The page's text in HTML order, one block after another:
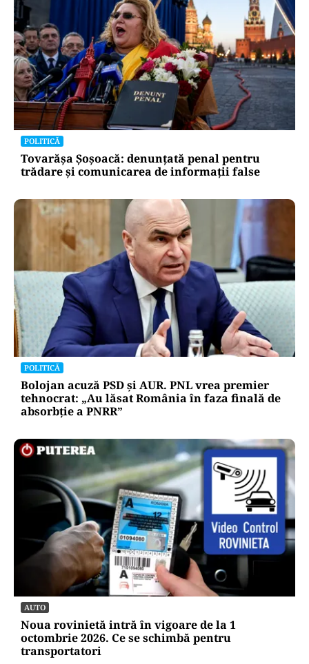
POLITICĂ
Tovarășa Șoșoacă: denunțată penal pentru
trădare și comunicarea de informații false
POLITICĂ
Bolojan acuză PSD și AUR. PNL vrea premier
tehnocrat: „Au lăsat România în faza finală de
absorbţie a PNRR”
AUTO
Noua rovinietă intră în vigoare de la 1
octombrie 2026. Ce se schimbă pentru
transportatori